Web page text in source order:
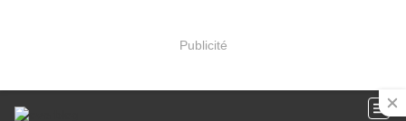
Publicité